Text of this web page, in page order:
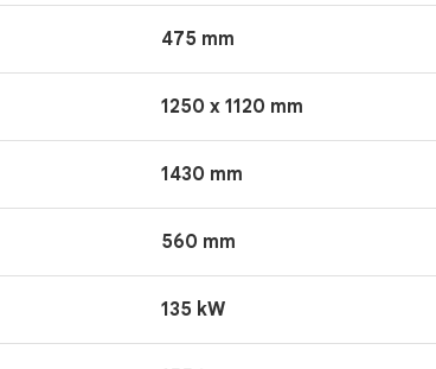
475 mm
1250 x 1120 mm
1430 mm
560 mm
135 kW